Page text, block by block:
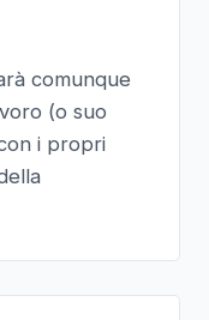
comunque
(o suo
i propri